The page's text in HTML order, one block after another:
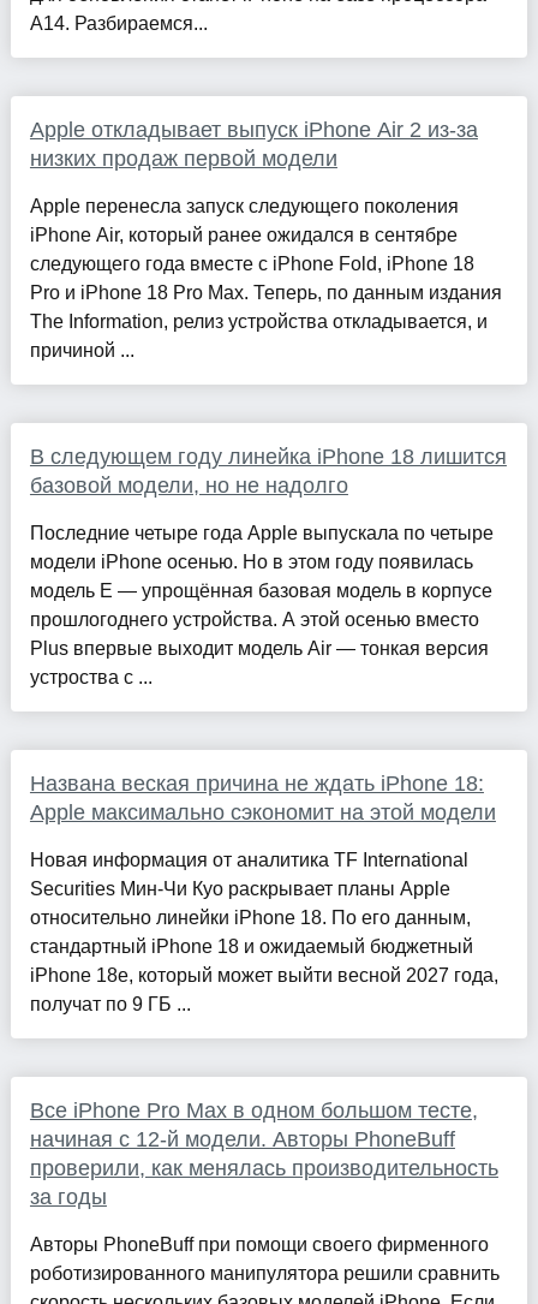
A14. Разбираемся...
Apple откладывает выпуск iPhone Air 2 из-за
низких продаж первой модели
Apple перенесла запуск следующего поколения
iPhone Air, который ранее ожидался в сентябре
следующего года вместе с iPhone Fold, iPhone 18
Pro и iPhone 18 Pro Max. Теперь, по данным издания
The Information, релиз устройства откладывается, и
причиной ...
В следующем году линейка iPhone 18 лишится
базовой модели, но не надолго
Последние четыре года Apple выпускала по четыре
модели iPhone осенью. Но в этом году появилась
модель E — упрощённая базовая модель в корпусе
прошлогоднего устройства. А этой осенью вместо
Plus впервые выходит модель Air — тонкая версия
устроства с ...
Названа веская причина не ждать iPhone 18:
Apple максимально сэкономит на этой модели
Новая информация от аналитика TF International
Securities Мин-Чи Куо раскрывает планы Apple
относительно линейки iPhone 18. По его данным,
стандартный iPhone 18 и ожидаемый бюджетный
iPhone 18e, который может выйти весной 2027 года,
получат по 9 ГБ ...
Все iPhone Pro Max в одном большом тесте,
начиная с 12-й модели. Авторы PhoneBuff
проверили, как менялась производительность
за годы
Авторы PhoneBuff при помощи своего фирменного
роботизированного манипулятора решили сравнить